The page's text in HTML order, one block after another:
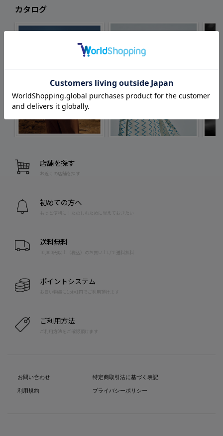
カタログ
店舗を探す
お近くの店舗を探す
初めての方へ
もっと便利に！たのしむために覚えておきたい
送料無料
10,000円以上（税込）のお買い上げで送料無料
ポイントシステム
お買い物毎に1pt=1円でご利用頂けます
ご利用方法
ご利用方法をご確認頂けます
お問い合わせ
利用規約
特定商取引法に基づく表記
プライバシーポリシー